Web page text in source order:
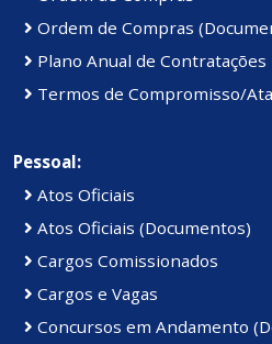
Ordem de Compras
Plano Anual de Contratações
Termos de Compromisso/
Pessoal:
Atos Oficiais
Atos Oficiais (Documentos)
Cargos Comissionados
Cargos e Vagas
Concursos em Andamento